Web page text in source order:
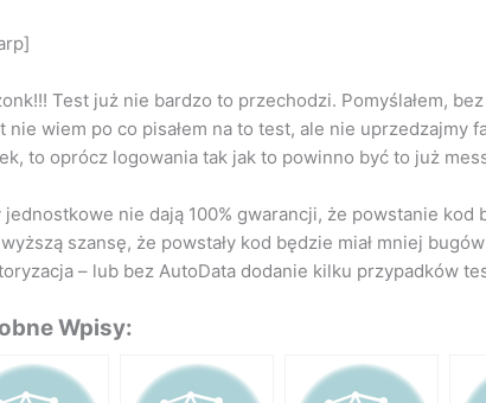
Test już nie bardzo to przechodzi. Pomyślałem,
nie wiem po co pisałem na to test, ale nie uprzedzajmy
to oprócz logowania tak jak to powinno być to już
jednostkowe nie dają 100% gwarancji, że powstanie
szansę, że powstały kod będzie miał mniej
– lub bez AutoData dodanie kilku przypadków
Wpisy: